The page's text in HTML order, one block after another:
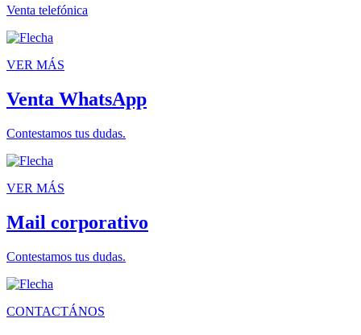
Venta telefónica
VER MÁS
Venta WhatsApp
Contestamos tus dudas.
VER MÁS
Mail corporativo
Contestamos tus dudas.
CONTACTÁNOS